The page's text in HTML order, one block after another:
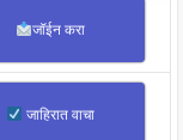
जॉईन करा
जाहिरात वाचा